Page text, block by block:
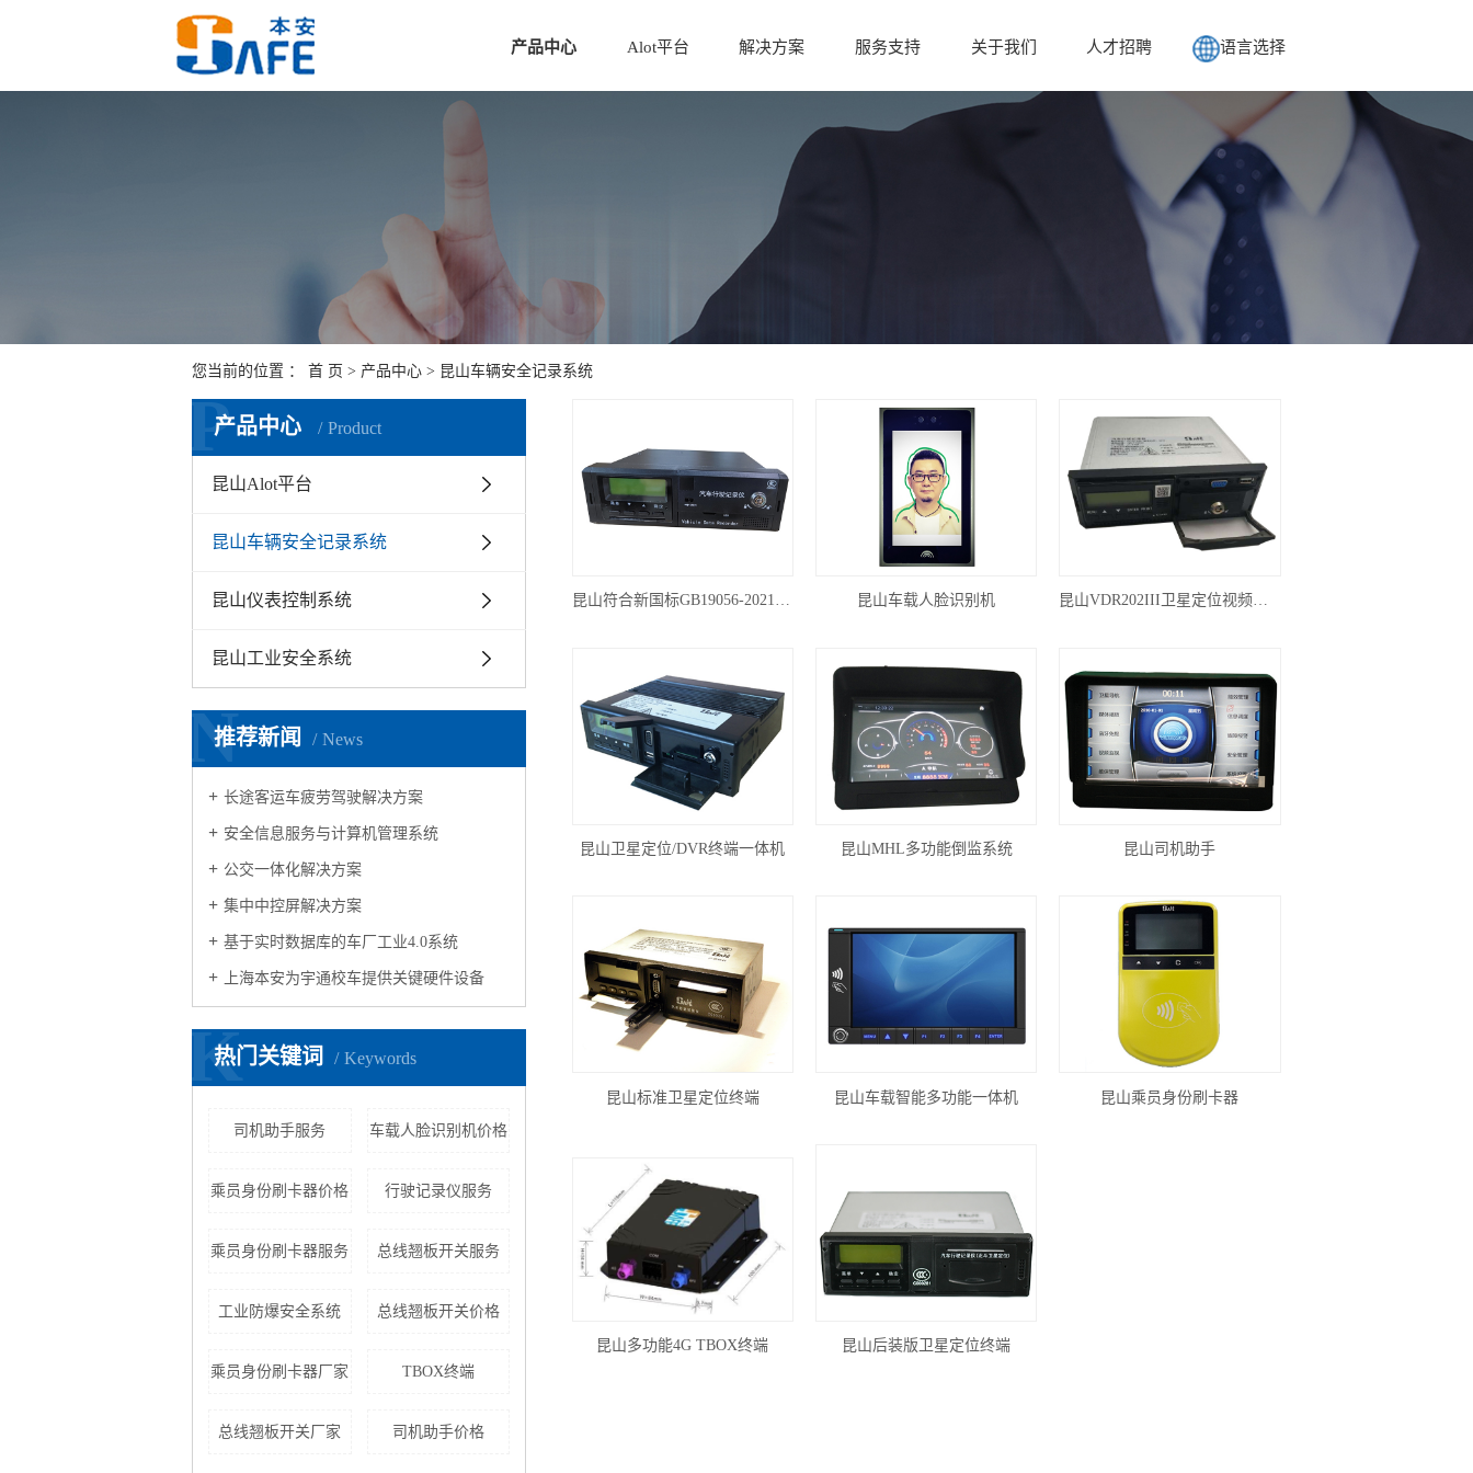
产品中心 Alot平台 解决方案 服务支持 关于我们 人才招聘 语言选择
您当前的位置 ： 首 页 > 产品中心 > 昆山车辆安全记录系统
产品中心 Product
P
昆山Alot平台
昆山车辆安全记录系统
昆山仪表控制系统
昆山工业安全系统
推荐新闻 News
N
长途客运车疲劳驾驶解决方案
安全信息服务与计算机管理系统
公交一体化解决方案
集中中控屏解决方案
基于实时数据库的车厂工业4.0系统
上海本安为宇通校车提供关键硬件设备
热门关键词 Keywords
K
司机助手服务 车载人脸识别机价格
乘员身份刷卡器价格 行驶记录仪服务
乘员身份刷卡器服务 总线翘板开关服务
工业防爆安全系统 总线翘板开关价格
乘员身份刷卡器厂家 TBOX终端
总线翘板开关厂家 司机助手价格
昆山符合新国标GB19056-2021的汽车行驶记录仪 昆山车载人脸识别机 昆山VDR202III卫星定位视频一体机
昆山卫星定位/DVR终端一体机 昆山MHL多功能倒监系统 昆山司机助手
昆山标准卫星定位终端 昆山车载智能多功能一体机 昆山乘员身份刷卡器
昆山多功能4G TBOX终端 昆山后装版卫星定位终端